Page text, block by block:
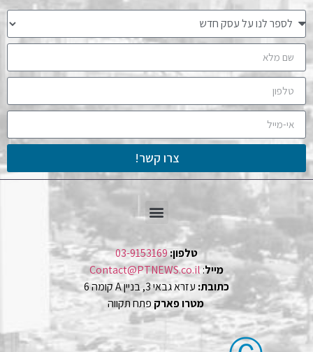
צרו קשר!
טלפון:03-9153169
מייל:
Contact@PTNEWS.co.il
כתובת: עזרא גבאי 3, בניין A קומה 6
מטרו פארק פתח תקווה